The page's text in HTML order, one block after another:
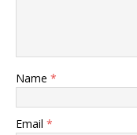
Name *
Email *